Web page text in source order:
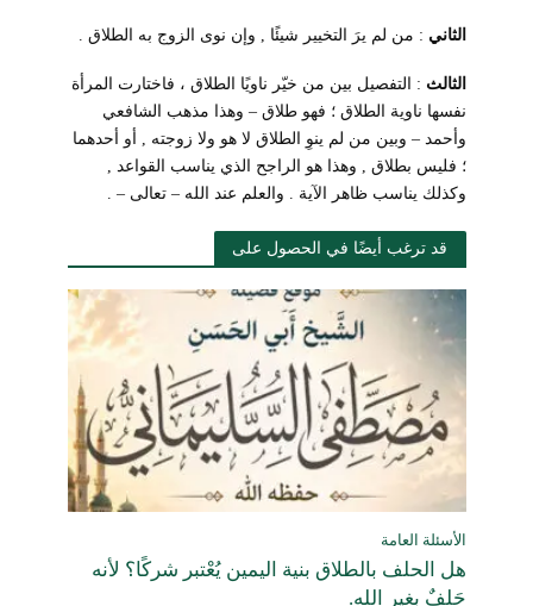
الثاني : من لم يرَ التخيير شيئًا , وإن نوى الزوج به الطلاق .
الثالث : التفصيل بين من خيّر ناويًا الطلاق ، فاختارت المرأة
نفسها ناوية الطلاق ؛ فهو طلاق – وهذا مذهب الشافعي
وأحمد – وبين من لم ينوِ الطلاق لا هو ولا زوجته , أو أحدهما
؛ فليس بطلاق , وهذا هو الراجح الذي يناسب القواعد ,
وكذلك يناسب ظاهر الآية . والعلم عند الله – تعالى – .
قد ترغب أيضًا في الحصول على
الأسئلة العامة
هل الحلف بالطلاق بنية اليمين يُعْتبر شركًا؟ لأنه
حَلِفٌ بغير الله.